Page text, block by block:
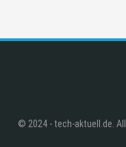
© 2024 - tech-aktuell.de.